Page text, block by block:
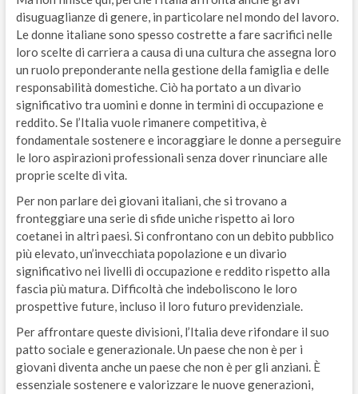
disuguaglianze di genere, in particolare nel mondo del lavoro.
Le donne italiane sono spesso costrette a fare sacrifici nelle
loro scelte di carriera a causa di una cultura che assegna loro
un ruolo preponderante nella gestione della famiglia e delle
responsabilità domestiche. Ciò ha portato a un divario
significativo tra uomini e donne in termini di occupazione e
reddito. Se l’Italia vuole rimanere competitiva, è
fondamentale sostenere e incoraggiare le donne a perseguire
le loro aspirazioni professionali senza dover rinunciare alle
proprie scelte di vita.
Per non parlare dei giovani italiani, che si trovano a
fronteggiare una serie di sfide uniche rispetto ai loro
coetanei in altri paesi. Si confrontano con un debito pubblico
più elevato, un’invecchiata popolazione e un divario
significativo nei livelli di occupazione e reddito rispetto alla
fascia più matura. Difficoltà che indeboliscono le loro
prospettive future, incluso il loro futuro previdenziale.
Per affrontare queste divisioni, l’Italia deve rifondare il suo
patto sociale e generazionale. Un paese che non è per i
giovani diventa anche un paese che non è per gli anziani. È
essenziale sostenere e valorizzare le nuove generazioni,